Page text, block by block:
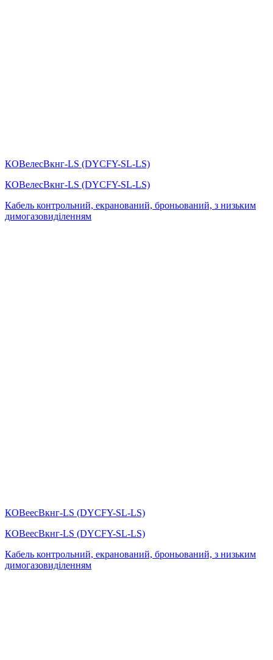
КОВелесВкнг-LS (DYСFY-SL-LS)
КОВелесВкнг-LS (DYСFY-SL-LS)
Кабель контрольний, екранований, броньований, з низьким
димогазовиділенням
КОВеесВкнг-LS (DYСFY-SL-LS)
КОВеесВкнг-LS (DYСFY-SL-LS)
Кабель контрольний, екранований, броньований, з низьким
димогазовиділенням